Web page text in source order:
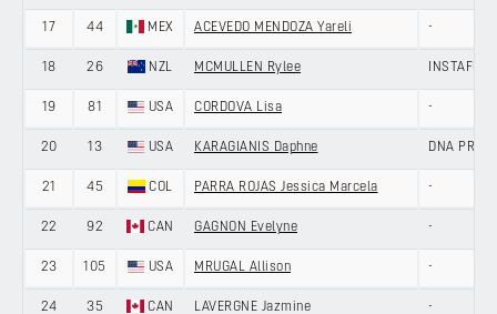
17 44 MEX ACEVEDO MENDOZA Yareli -
18 26 NZL MCMULLEN Rylee
19 81 USA CORDOVA Lisa -
20 13 USA KARAGIANIS Daphne DNA PRO
21 45 COL PARRA ROJAS Jessica Marcela -
22 92 CAN GAGNON Evelyne -
23 105 USA MRUGAL Allison -
24 35 CAN LAVERGNE Jazmine -